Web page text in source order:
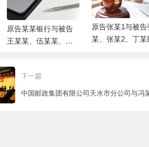
原告某某银行与被告
王某某、伍某某、被
借款合同纠纷一审民
事判决书
原告张某1与被告
某、张某2、丁某
下一篇